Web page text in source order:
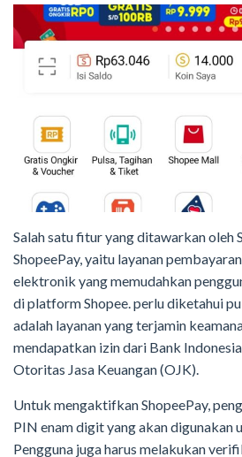
Salah satu fitur yang ditawarkan oleh
ShopeePay, yaitu layanan
elektronik yang memudahkan
di platform Shopee. perlu diketahui
adalah layanan yang terjamin
mendapatkan izin dari Bank
Otoritas Jasa Keuangan (OJK).
Untuk mengaktifkan ShopeePay,
PIN enam digit yang akan digunakan
Pengguna juga harus melakukan